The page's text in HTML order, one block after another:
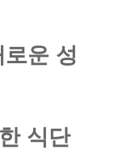
운 성
식단